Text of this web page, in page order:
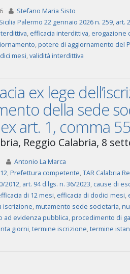
Stefano Maria Sisto
Palermo 22 gennaio 2026 n. 259, art.
, efficacia interdittiva, erogazione
,potere di aggiornamento del
mesi,validità interdittiva
ex lege
della sede
art. 1, comma
Reggio Calabria, 8
Antonio La Marca
,Prefettura competente,TAR Calabria
2012, art. 94 d.lgs. n. 36/2023, cause di
di 12 mesi, efficacia di dodici mesi,
iscrizione,mutamento sede societaria,
ad evidenza pubblica,procedimento di
giorni,termine iscrizione,termine